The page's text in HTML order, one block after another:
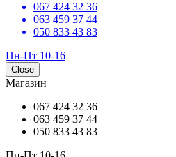
067 424 32 36
063 459 37 44
050 833 43 83
Пн-Пт 10-16
Close
Магазин
067 424 32 36
063 459 37 44
050 833 43 83